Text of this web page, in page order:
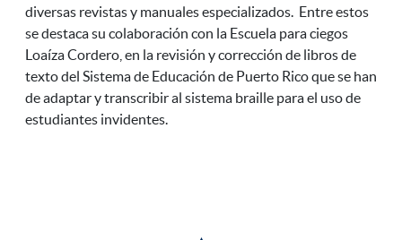
diversas revistas y manuales especializados. Entre estos
se destaca su colaboración con la Escuela para ciegos
Loaíza Cordero, en la revisión y corrección de libros de
texto del Sistema de Educación de Puerto Rico que se han
de adaptar y transcribir al sistema braille para el uso de
estudiantes invidentes.